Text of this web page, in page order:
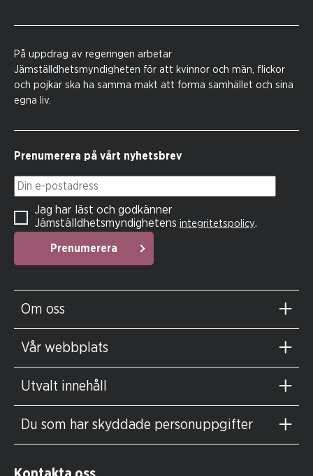
På uppdrag av regeringen arbetar
Jämställdhetsmyndigheten för att kvinnor och män, flickor
och pojkar ska ha samma makt att forma samhället och sina
egna liv.
Prenumerera på vårt nyhetsbrev
Din e-postadress
Prenumerera
Jag har läst och godkänner
Jämställdhetsmyndighetens integritetspolicy.
Om oss
Vår webbplats
Utvalt innehåll
Du som har skyddade personuppgifter